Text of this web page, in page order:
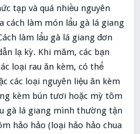
tạp và quá nhiều nguyên
cách làm món lẩu gà lá giang
làm lẩu gà lá giang đơn
lạ kỳ. Khi măm, các bạn
loại rau ăn kèm, có thể
các loại nguyên liệu ăn kèm
kèm bún tươi hoặc mỳ tôm
gà lá giang mình thường tận
hảo hảo (loại hảo hảo chua